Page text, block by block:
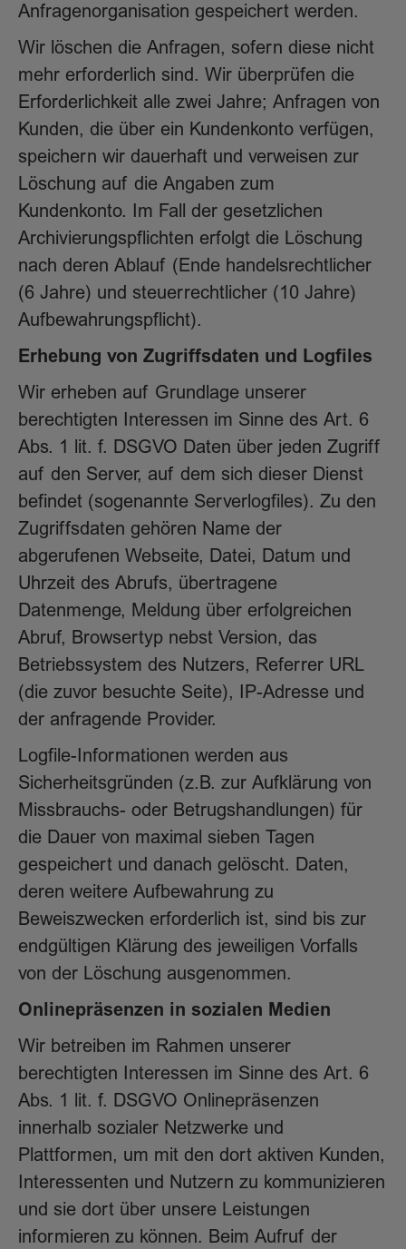
Anfragenorganisation gespeichert werden.
Wir löschen die Anfragen, sofern diese nicht
mehr erforderlich sind. Wir überprüfen die
Erforderlichkeit alle zwei Jahre; Anfragen von
Kunden, die über ein Kundenkonto verfügen,
speichern wir dauerhaft und verweisen zur
Löschung auf die Angaben zum
Kundenkonto. Im Fall der gesetzlichen
Archivierungspflichten erfolgt die Löschung
nach deren Ablauf (Ende handelsrechtlicher
(6 Jahre) und steuerrechtlicher (10 Jahre)
Aufbewahrungspflicht).
Erhebung von Zugriffsdaten und Logfiles
Wir erheben auf Grundlage unserer
berechtigten Interessen im Sinne des Art. 6
Abs. 1 lit. f. DSGVO Daten über jeden Zugriff
auf den Server, auf dem sich dieser Dienst
befindet (sogenannte Serverlogfiles). Zu den
Zugriffsdaten gehören Name der
abgerufenen Webseite, Datei, Datum und
Uhrzeit des Abrufs, übertragene
Datenmenge, Meldung über erfolgreichen
Abruf, Browsertyp nebst Version, das
Betriebssystem des Nutzers, Referrer URL
(die zuvor besuchte Seite), IP-Adresse und
der anfragende Provider.
Logfile-Informationen werden aus
Sicherheitsgründen (z.B. zur Aufklärung von
Missbrauchs- oder Betrugshandlungen) für
die Dauer von maximal sieben Tagen
gespeichert und danach gelöscht. Daten,
deren weitere Aufbewahrung zu
Beweiszwecken erforderlich ist, sind bis zur
endgültigen Klärung des jeweiligen Vorfalls
von der Löschung ausgenommen.
Onlinepräsenzen in sozialen Medien
Wir betreiben im Rahmen unserer
berechtigten Interessen im Sinne des Art. 6
Abs. 1 lit. f. DSGVO Onlinepräsenzen
innerhalb sozialer Netzwerke und
Plattformen, um mit den dort aktiven Kunden,
Interessenten und Nutzern zu kommunizieren
und sie dort über unsere Leistungen
informieren zu können. Beim Aufruf der